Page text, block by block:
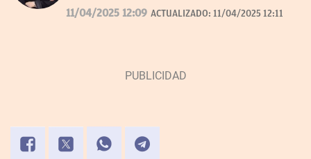
periodista en Okdiario.
11/04/2025 12:09 ACTUALIZADO: 11/04/2025 12:11